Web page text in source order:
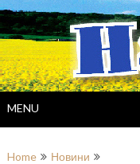
Skip
to
content
MENU
Home
Новини